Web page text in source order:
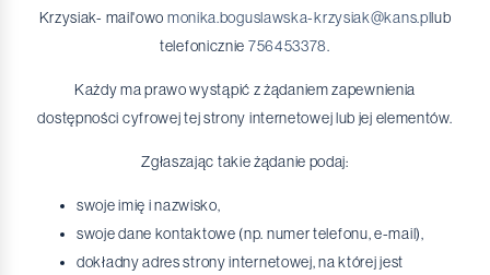
Krzysiak- mail'owo monika.boguslawska-krzysiak@kans.pllub
telefonicznie 756453378.
Każdy ma prawo wystąpić z żądaniem zapewnienia
dostępności cyfrowej tej strony internetowej lub jej elementów.
Zgłaszając takie żądanie podaj:
swoje imię i nazwisko,
swoje dane kontaktowe (np. numer telefonu, e-mail),
dokładny adres strony internetowej, na której jest